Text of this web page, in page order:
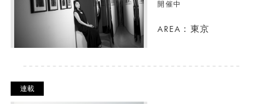
開催中
AREA：東京
連載